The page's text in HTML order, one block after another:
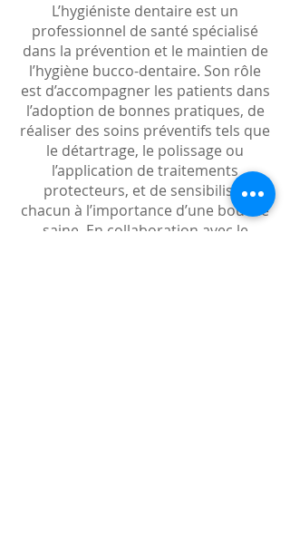
L’hygiéniste dentaire est un
professionnel de santé spécialisé
dans la prévention et le maintien de
l’hygiène bucco-dentaire. Son rôle
est d’accompagner les patients dans
l’adoption de bonnes pratiques, de
réaliser des soins préventifs tels que
le détartrage, le polissage ou
l’application de traitements
protecteurs, et de sensibiliser
chacun à l’importance d’une bouche
saine. En collaboration avec le